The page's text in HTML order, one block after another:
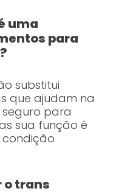
uma
para
substitui
que ajudam na
seguro para
sua função é
o trans